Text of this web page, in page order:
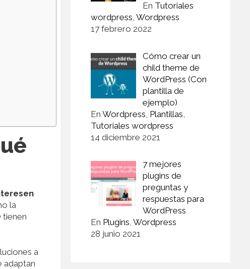
la
tienen
a
adaptan
En Tutoriales
wordpress,Wordpress
17 febrero 2022
Cómo crear un
child theme de
WordPress (Con
plantilla de
ejemplo)
EnWordpress Plantillas
Tutoriales wordpress
14 diciembre 2021
7 mejores
plugins de
preguntas y
respuestas para
WordPress
En Plugins,Wordpress
28 junio 2021